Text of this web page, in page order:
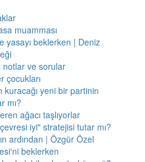
muamması
yasayı beklerken | Deniz
notlar ve sorular
çocukları
yeni bir partinin
mı?
ağacı taşlıyorlar
iyi" stratejisi tutar mı?
ardından | Özgür Özel
beklerken